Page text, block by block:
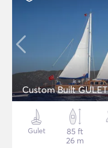
Custom Built GULET
Gulet
85 ft
26 m